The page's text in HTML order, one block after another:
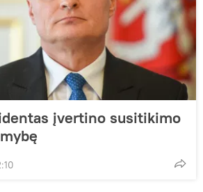
įvertino susitikimo